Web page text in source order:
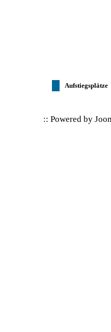
Aufstiegsplätze
:: Powered by